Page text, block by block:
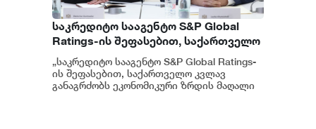
საკრედიტო სააგენტო S&P Global
Ratings-ის შეფასებით, საქართველო
კვლავ განაგრძობს ეკონომიკური
ზრდის მაღალი მაჩვენებლებისა და
ჯანსაღი ფისკალური პოლიტიკის
„საკრედიტო სააგენტო S&P Global Ratings-
ის შეფასებით, საქართველო კვლავ
განაგრძობს ეკონომიკური ზრდის მაღალი